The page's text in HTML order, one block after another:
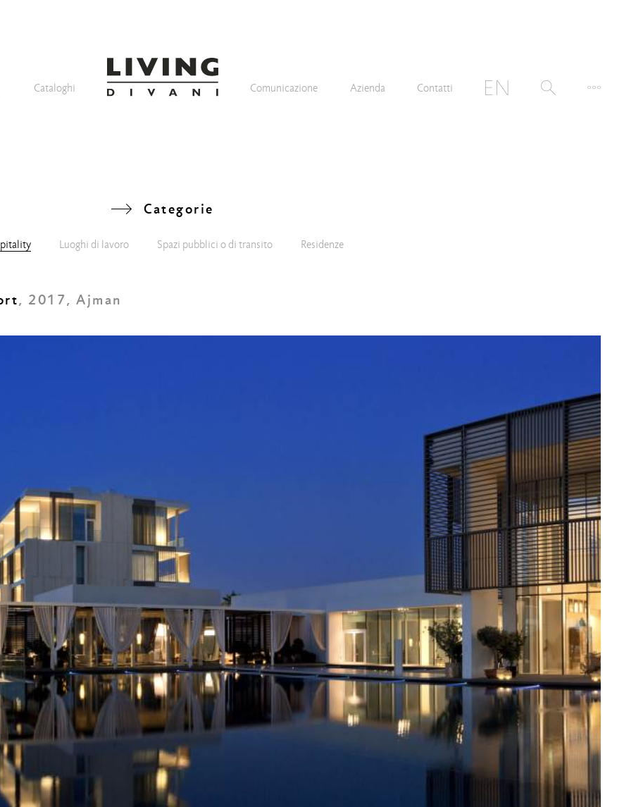
Cataloghi Comunicazione Azienda Contatti
Categorie
Luoghi di lavoro Spazi pubblici o di transito Residenze
, 2017, Ajman